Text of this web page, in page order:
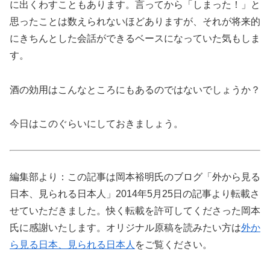
に出くわすこともあります。言ってから「しまった！」と
思ったことは数えられないほどありますが、それが将来的
にきちんとした会話ができるベースになっていた気もしま
す。
酒の効用はこんなところにもあるのではないでしょうか？
今日はこのぐらいにしておきましょう。
編集部より：この記事は岡本裕明氏のブログ「外から見る
日本、見られる日本人」2014年5月25日の記事より転載さ
せていただきました。快く転載を許可してくださった岡本
氏に感謝いたします。オリジナル原稿を読みたい方は外か
ら見る日本、見られる日本人 をご覧ください。